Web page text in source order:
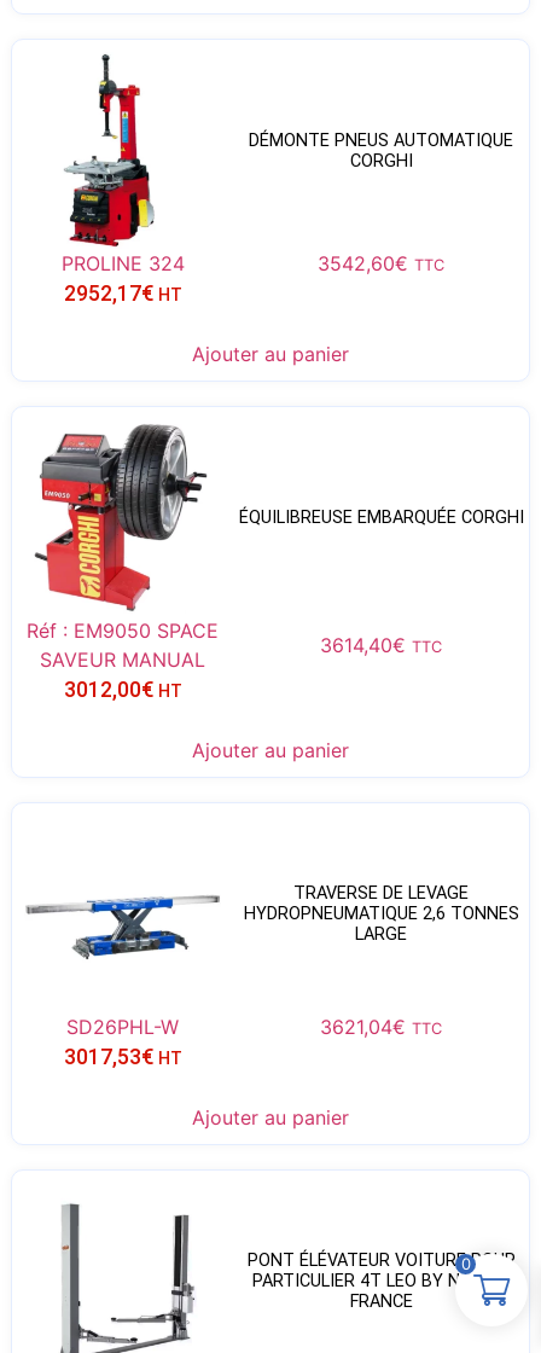
DÉMONTE PNEUS AUTOMATIQUE
CORGHI
PROLINE 324 3542,60€ TTC
2952,17€ HT
Ajouter au panier
ÉQUILIBREUSE EMBARQUÉE CORGHI
Réf : EM9050 SPACE
SAVEUR MANUAL
3614,40€ TTC
3012,00€ HT
Ajouter au panier
TRAVERSE DE LEVAGE
HYDROPNEUMATIQUE 2,6 TONNES
LARGE
SD26PHL-W 3621,04€ TTC
3017,53€ HT
Ajouter au panier
PONT ÉLÉVATEUR VOITURE POUR
PARTICULIER 4T LEO BY NEXION
FRANCE
0